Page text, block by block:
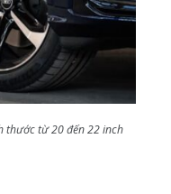
thước từ 20 đến 22 inch